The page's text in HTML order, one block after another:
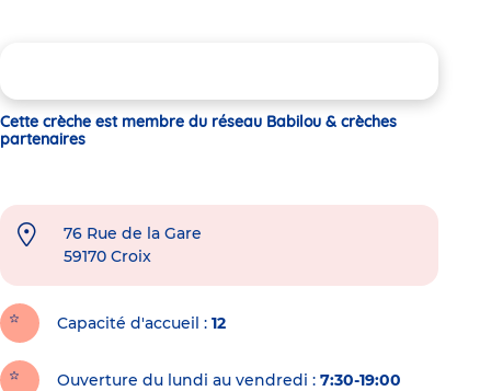
Cette crèche est membre du réseau Babilou & crèches
partenaires
76 Rue de la Gare
59170 Croix
Capacité d'accueil 12
Ouverture du lundi au vendredi : 7:30-19:00